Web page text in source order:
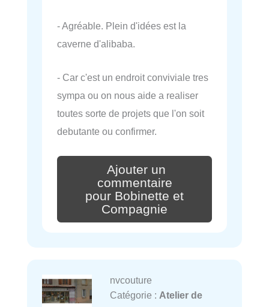
- Agréable. Plein d'idées est la
caverne d'alibaba.
- Car c'est un endroit conviviale tres
sympa ou on nous aide a realiser
toutes sorte de projets que l'on soit
debutante ou confirmer.
Ajouter un
commentaire
pour Bobinette et
Compagnie
nvcouture
Catégorie : Atelier de